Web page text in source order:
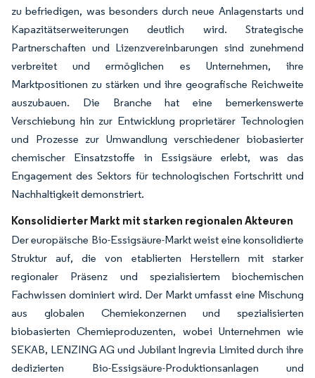
zu befriedigen, was besonders durch neue Anlagenstarts und
Kapazitätserweiterungen deutlich wird. Strategische
Partnerschaften und Lizenzvereinbarungen sind zunehmend
verbreitet und ermöglichen es Unternehmen, ihre
Marktpositionen zu stärken und ihre geografische Reichweite
auszubauen. Die Branche hat eine bemerkenswerte
Verschiebung hin zur Entwicklung proprietärer Technologien
und Prozesse zur Umwandlung verschiedener biobasierter
chemischer Einsatzstoffe in Essigsäure erlebt, was das
Engagement des Sektors für technologischen Fortschritt und
Nachhaltigkeit demonstriert.
Konsolidierter Markt mit starken regionalen Akteuren
Der europäische Bio-Essigsäure-Markt weist eine konsolidierte
Struktur auf, die von etablierten Herstellern mit starker
regionaler Präsenz und spezialisiertem biochemischen
Fachwissen dominiert wird. Der Markt umfasst eine Mischung
aus globalen Chemiekonzernen und spezialisierten
biobasierten Chemieproduzenten, wobei Unternehmen wie
SEKAB, LENZING AG und Jubilant Ingrevia Limited durch ihre
dedizierten Bio-Essigsäure-Produktionsanlagen und